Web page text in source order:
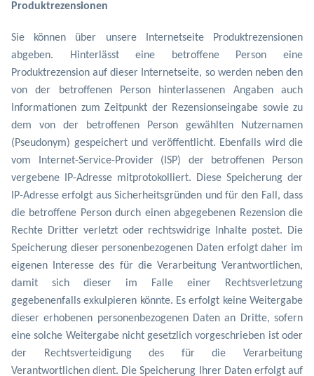
Produktrezensionen
Sie können über unsere Internetseite Produktrezensionen
abgeben. Hinterlässt eine betroffene Person eine
Produktrezension auf dieser Internetseite, so werden neben den
von der betroffenen Person hinterlassenen Angaben auch
Informationen zum Zeitpunkt der Rezensionseingabe sowie zu
dem von der betroffenen Person gewählten Nutzernamen
(Pseudonym) gespeichert und veröffentlicht. Ebenfalls wird die
vom Internet-Service-Provider (ISP) der betroffenen Person
vergebene IP-Adresse mitprotokolliert. Diese Speicherung der
IP-Adresse erfolgt aus Sicherheitsgründen und für den Fall, dass
die betroffene Person durch einen abgegebenen Rezension die
Rechte Dritter verletzt oder rechtswidrige Inhalte postet. Die
Speicherung dieser personenbezogenen Daten erfolgt daher im
eigenen Interesse des für die Verarbeitung Verantwortlichen,
damit sich dieser im Falle einer Rechtsverletzung
gegebenenfalls exkulpieren könnte. Es erfolgt keine Weitergabe
dieser erhobenen personenbezogenen Daten an Dritte, sofern
eine solche Weitergabe nicht gesetzlich vorgeschrieben ist oder
der Rechtsverteidigung des für die Verarbeitung
Verantwortlichen dient. Die Speicherung Ihrer Daten erfolgt auf